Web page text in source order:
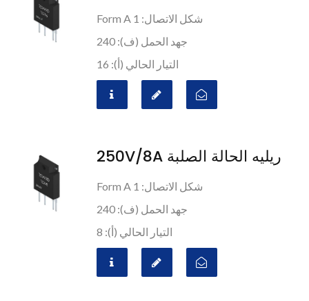
شكل الاتصال: 1 Form A
جهد الحمل (ف): 240
التيار الحالي (أ): 16
ريليه الحالة الصلبة 250V/8A
شكل الاتصال: 1 Form A
جهد الحمل (ف): 240
التيار الحالي (أ): 8